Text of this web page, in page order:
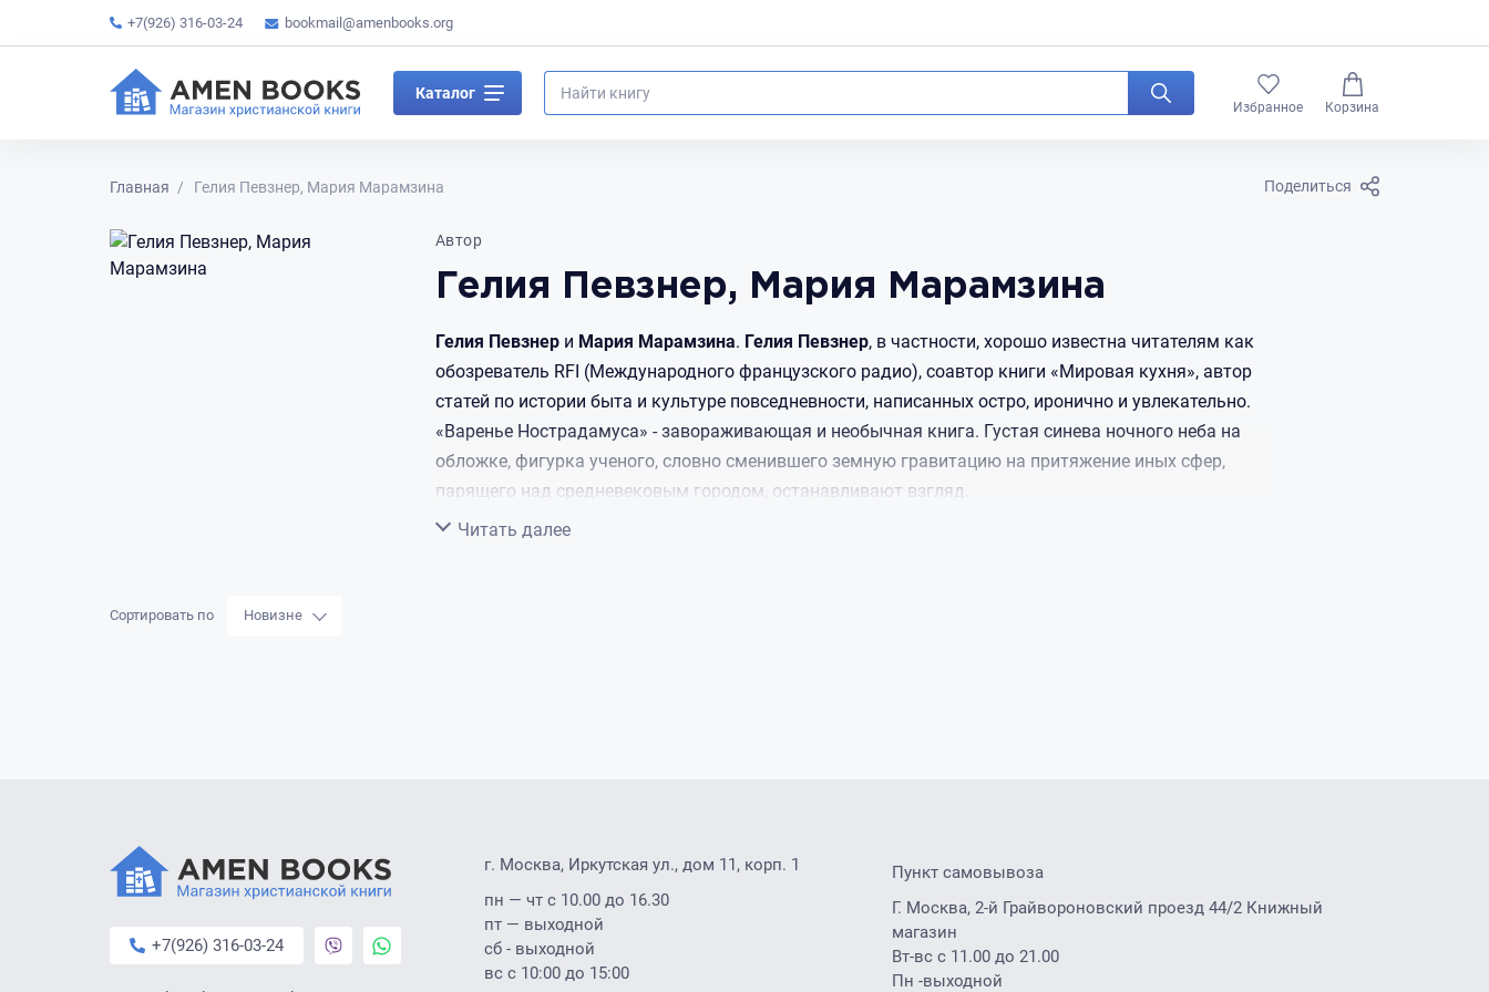
+7(926) 316-03-24 bookmail@amenbooks.org
Каталог
Избранное Корзина
Главная Гелия Певзнер, Мария Марамзина Поделиться
Автор
Гелия Певзнер, Мария Марамзина
Гелия Певзнер и Мария Марамзина. Гелия Певзнер, в частности, хорошо известна читателям как
обозреватель RFI (Международного французского радио), соавтор книги «Мировая кухня», автор
статей по истории быта и культуре повседневности, написанных остро, иронично и увлекательно.
«Варенье Нострадамуса» - завораживающая и необычная книга. Густая синева ночного неба на
обложке, фигурка ученого, словно сменившего земную гравитацию на притяжение иных сфер,
парящего над средневековым городом, останавливают взгляд.
Свернуть
Читать далее
Сортировать по Новизне
+7(926) 316-03-24
г. Москва, Иркутская ул., дом 11, корп. 1
пн — чт с 10.00 до 16.30
пт — выходной
сб - выходной
вс с 10:00 до 15:00
Пункт самовывоза
Г. Москва, 2-й Грайвороновский проезд 44/2 Книжный
магазин
Вт-вс с 11.00 до 21.00
Пн -выходной